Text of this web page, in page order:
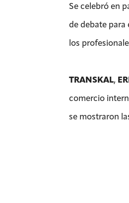
Se celebró en
de debate para
los
TRANSKAL,
comercio
se mostraron